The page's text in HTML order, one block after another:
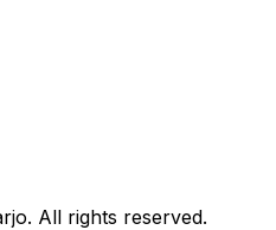
All rights reserved.